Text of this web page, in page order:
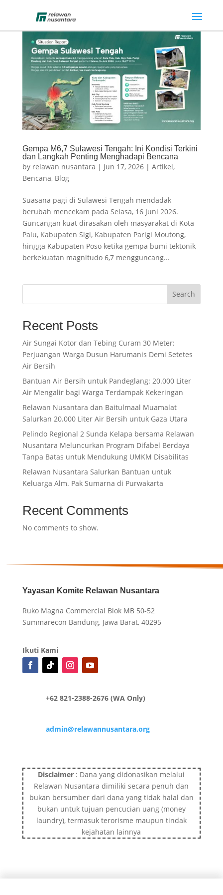
Gempa M6,7 Sulawesi Tengah: Ini Kondisi Terkini
dan Langkah Penting Menghadapi Bencana
by relawan nusantara | Jun 17, 2026| Artikel,
Bencana, Blog
Suasana pagi di Sulawesi Tengah mendadak
berubah mencekam pada Selasa, 16 Juni 2026.
Guncangan kuat dirasakan oleh masyarakat di Kota
Palu, Kabupaten Sigi, Kabupaten Parigi Moutong,
hingga Kabupaten Poso ketika gempa bumi tektonik
berkekuatan magnitudo 6,7 mengguncang...
Search
Recent Posts
Air Sungai Kotor dan Tebing Curam 30 Meter:
Perjuangan Warga Dusun Harumanis Demi Setetes
Air Bersih
Bantuan Air Bersih untuk Pandeglang: 20.000 Liter
Air Mengalir bagi Warga Terdampak Kekeringan
Relawan Nusantara dan Baitulmaal Muamalat
Salurkan 20.000 Liter Air Bersih untuk Gaza Utara
Pelindo Regional 2 Sunda Kelapa bersama Relawan
Nusantara Meluncurkan Program Difabel Berdaya
Tanpa Batas untuk Mendukung UMKM Disabilitas
Relawan Nusantara Salurkan Bantuan untuk
Keluarga Alm. Pak Sumarna di Purwakarta
Recent Comments
No comments to show.
Yayasan Komite Relawan Nusantara
Ruko Magna Commercial Blok MB 50-52
Summarecon Bandung, Jawa Barat, 40295
Ikuti Kami
+62 821-2388-2676 (WA Only)
admin@relawannusantara.org
Disclaimer : Dana yang didonasikan melalui
Relawan Nusantara dimiliki secara penuh dan
bukan bersumber dari dana yang tidak halal dan
bukan untuk tujuan pencucian uang (money
laundry), termasuk terorisme maupun tindak
kejahatan lainnya